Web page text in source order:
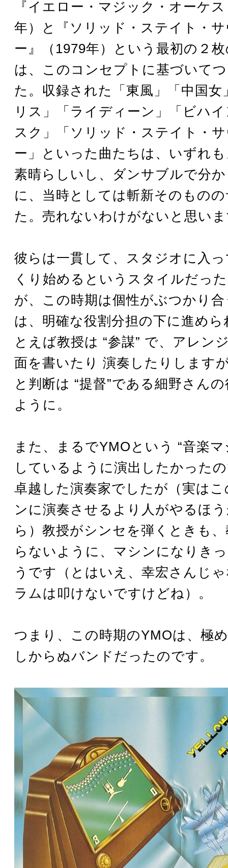
『イエロー・マジック・オーケ
年）と『ソリッド・ステイト・
ー』（1979年）という最初の２
は、このコンセプトに基づいて
た。収録された「東風」「中国女
リス」「ライディーン」「ビハ
スク」「ソリッド・ステイト・
ー」といった曲たちは、いずれ
素晴らしいし、ダンサブルで分
に、当時としては斬新そのもの
た。売れないわけがないと思い
彼らは一貫して、スタジオに入
くり始めるというスタイルだっ
が、この時期は個性がぶつかり
は、明確な役割分担の下に進め
とえば教授は “参謀” で、アレン
面を書いたり 演奏したりします
と判断は “提督”である細野さん
ように。
また、まるでYMOという “音楽
しているように演出したかった
卓越した演奏家でしたが（実は
ンに演奏させるより人がやるほ
ら）教授がシンセを弾くときも
らないように、マシンになりき
うです（とはいえ、幸宏さんじ
ラムは叩けないですけどね）。
つまり、この時期のYMOは、極
しからぬバンドだったのです。